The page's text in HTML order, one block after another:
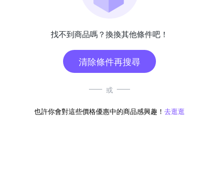
找不到商品嗎？換換其他條件吧！
清除條件再搜尋
或
也許你會對這些價格優惠中的商品感興趣！ 去逛逛